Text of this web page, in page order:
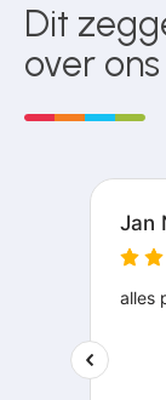
Dit
over ons